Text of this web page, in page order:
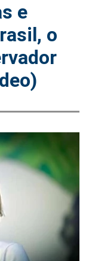
e
o